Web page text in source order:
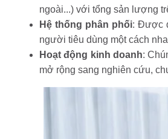
ngoài...) với tổng sản lượng
Hệ thống phân phối: Được
người tiêu dùng một cách
Hoạt động kinh doanh:
mở rộng sang nghiên cứu,